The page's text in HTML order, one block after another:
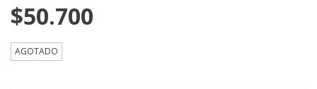
$50.700
AGOTADO